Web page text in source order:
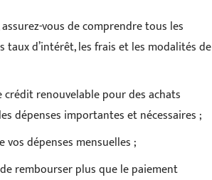
vous de comprendre tous les
d’intérêt, les frais et les modalités de
crédit renouvelable pour des achats
dépenses importantes et nécessaires ;
dépenses mensuelles ;
rembourser plus que le paiement